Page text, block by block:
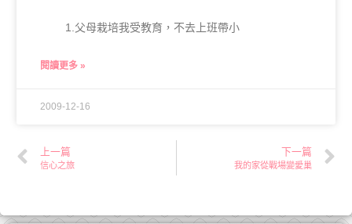
1.父母栽培我受教育，不去上班帶小
閱讀更多 »
2009-12-16
上一篇
信心之旅
下一篇
我的家從戰場變愛巢